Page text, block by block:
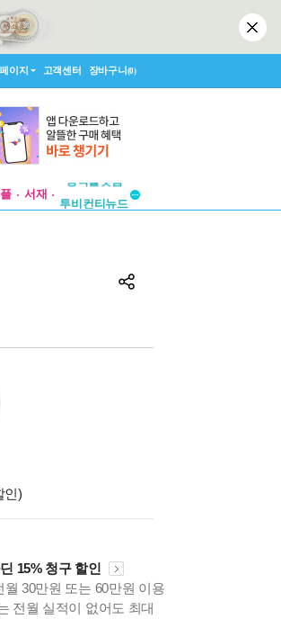
이지 고객센터 장바구니(0)
서재
인)
15% 청구 할인
30만원 또는 60만원 이용
전월 실적이 없어도 최대